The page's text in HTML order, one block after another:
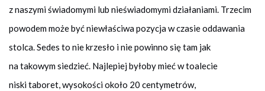
z naszymi świadomymi lub nieświadomymi działaniami. Trzecim
powodem może być niewłaściwa pozycja w czasie oddawania
stolca. Sedes to nie krzesło i nie powinno się tam jak
na takowym siedzieć. Najlepiej byłoby mieć w toalecie
niski taboret, wysokości około 20 centymetrów,